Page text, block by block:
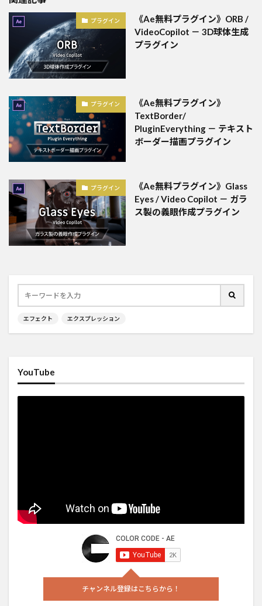
プラグイン
《Ae無料プラグイン》ORB /
VideoCopilot － 3D球体生成
プラグイン
プラグイン
《Ae無料プラグイン》
TextBorder/
PluginEverything － テキスト
ボーダー描画プラグイン
プラグイン
《Ae無料プラグイン》Glass
Eyes / Video Copilot － ガラ
ス製の義眼作成プラグイン
エフェクト エクスプレッション
YouTube
チャンネル登録はこちらから！